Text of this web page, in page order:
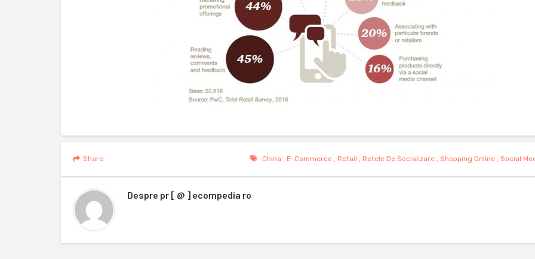
China , E-Commerce, Retail , Retele De Socializare, Shopping Online, Social
Share
Despre pr [ @ ] ecompedia ro